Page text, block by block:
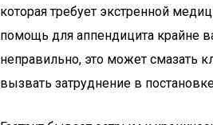
которая требует экстренной
помощь для аппендицита крайне
неправильно, это может смазать
вызвать затруднение в